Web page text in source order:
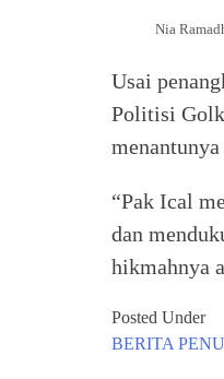
Nia
Usai
Politisi
“Pak Ical
dan
hikmahnya
Posted Under
BERITA